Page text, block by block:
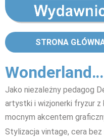
STRONA
Jako niezależny pedagog
artystki i wizjonerki fryzur
mocnym akcentem
Stylizacja vintage, cera